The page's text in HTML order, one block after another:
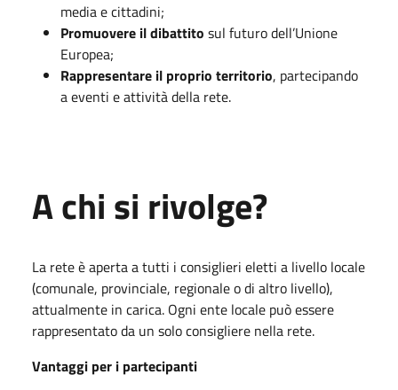
media e cittadini;
Promuovere il dibattito sul futuro dell’Unione
Europea;
Rappresentare il proprio territorio, partecipando
a eventi e attività della rete.
A chi si rivolge?
La rete è aperta a tutti i consiglieri eletti a livello locale
(comunale, provinciale, regionale o di altro livello),
attualmente in carica. Ogni ente locale può essere
rappresentato da un solo consigliere nella rete.
Vantaggi per i partecipanti